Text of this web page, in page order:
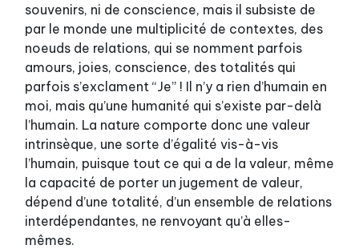
souvenirs, ni de conscience, mais il subsiste de
par le monde une multiplicité de contextes, des
noeuds de relations, qui se nomment parfois
amours, joies, conscience, des totalités qui
parfois s’exclament “Je” ! Il n’y a rien d’humain en
moi, mais qu’une humanité qui s’existe par-delà
l’humain. La nature comporte donc une valeur
intrinsèque, une sorte d’égalité vis-à-vis
l’humain, puisque tout ce qui a de la valeur, même
la capacité de porter un jugement de valeur,
dépend d’une totalité, d’un ensemble de relations
interdépendantes, ne renvoyant qu’à elles-
mêmes.